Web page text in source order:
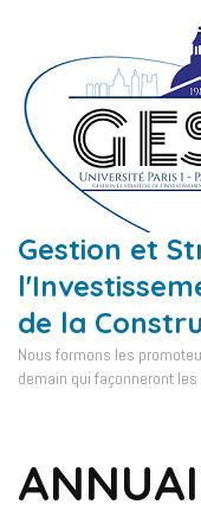
contenu
(Pressez
Entrée)
Gestion et
de la
Nous formons les
demain qui façonneront